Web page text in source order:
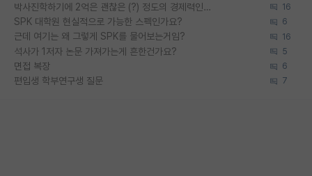
박사진학하기에 2억은 괜찮은 (?) 정도의 경제력인가요 16
SPK 대학원 현실적으로 가능한 스펙인가요? 6
근데 여기는 왜 그렇게 SPK를 물어보는거임? 16
석사가 1저자 논문 가져가는게 흔한건가요? 5
면접 복장 6
편입생 학부연구생 질문 7